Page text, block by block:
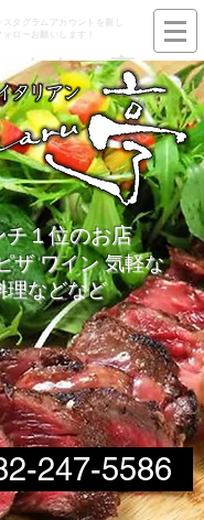
スタグラムアカウントを新し
ォローお願いします！
koharu亭
チ１位のお店
ザ ワイン 気軽な
理などなど
247-5586